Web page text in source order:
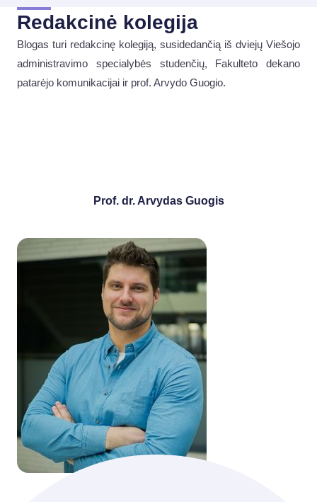
Redakcinė kolegija
Blogas turi redakcinę kolegiją, susidedančią iš dviejų Viešojo
administravimo specialybės studenčių, Fakulteto dekano
patarėjo komunikacijai ir prof. Arvydo Guogio.
Prof. dr. Arvydas Guogis